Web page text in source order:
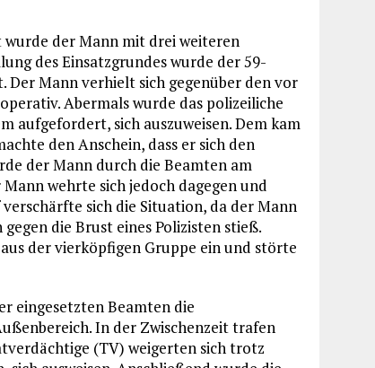
der Mann mit drei weiteren
des Einsatzgrundes wurde der 59-
Der Mann verhielt sich gegenüber den vor
Abermals wurde das polizeiliche
aufgefordert, sich auszuweisen. Dem kam
den Anschein, dass er sich den
der Mann durch die Beamten am
wehrte sich jedoch dagegen und
sich die Situation, da der Mann
die Brust eines Polizisten stieß.
der vierköpfigen Gruppe ein und störte
eingesetzten Beamten die
In der Zwischenzeit trafen
(TV) weigerten sich trotz